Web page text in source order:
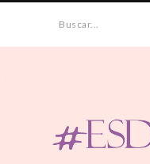
Buscar...